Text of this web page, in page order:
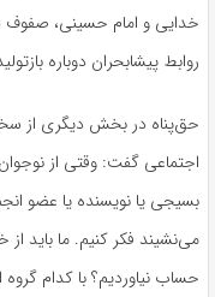
خدایی و امام حسینی، صفوف
روابط پیشابحران دوباره
حق‌پناه در بخش دیگری از
اجتماعی گفت: وقتی از
بسیجی یا نویسنده یا عضو
می‌نشیند فکر کنیم. ما باید از
حساب نیاوردیم؟ با کدام